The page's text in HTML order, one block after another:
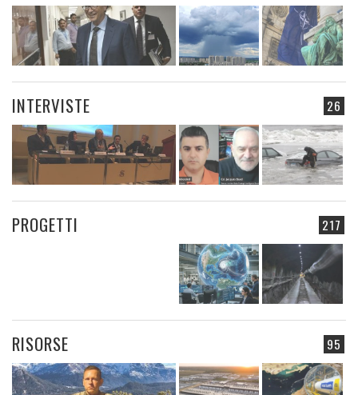
26
INTERVISTE
217
PROGETTI
95
RISORSE